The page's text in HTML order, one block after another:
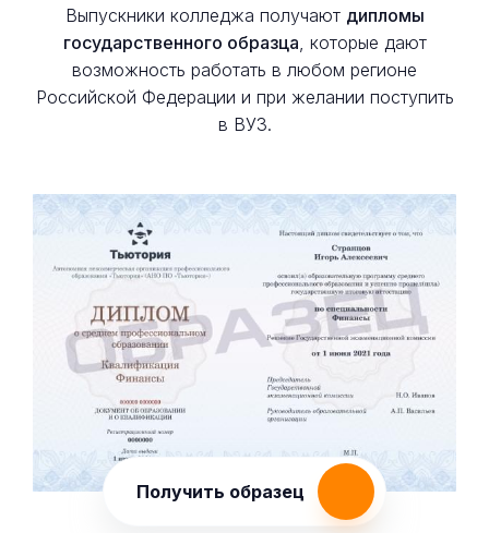
Выпускники колледжа получают дипломы
государственного образца , которые дают
возможность работать в любом регионе
Российской Федерации и при желании поступить
в ВУЗ.
Получить образец